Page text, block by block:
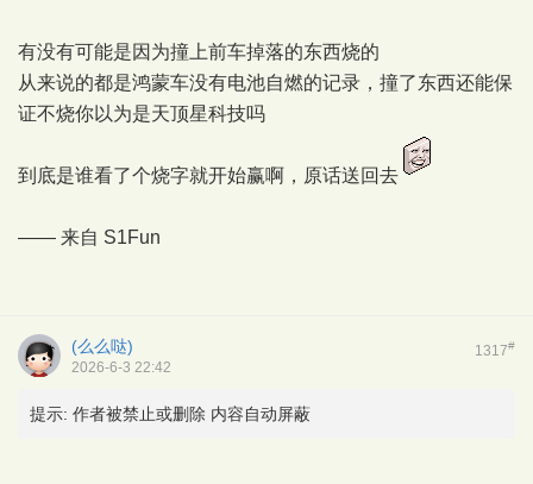
有没有可能是因为撞上前车掉落的东西烧的
从来说的都是鸿蒙车没有电池自燃的记录，撞了东西还能保
证不烧你以为是天顶星科技吗
到底是谁看了个烧字就开始赢啊，原话送回去
—— 来自 S1Fun
1317#
(么么哒)
2026-6-3 22:42
提示: 作者被禁止或删除 内容自动屏蔽